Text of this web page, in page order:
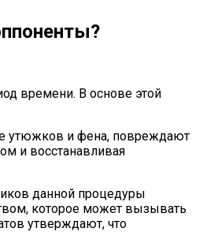
времени. В основе этой
утюжков и фена, повреждают
и восстанавливая
данной процедуры
которое может вызывать
утверждают, что